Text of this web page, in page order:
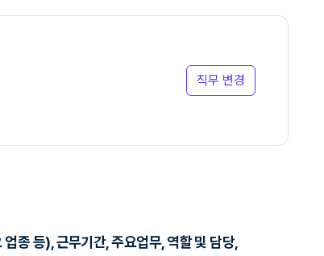
직무 변경
종 등), 근무기간, 주요업무, 역할 및 담당,